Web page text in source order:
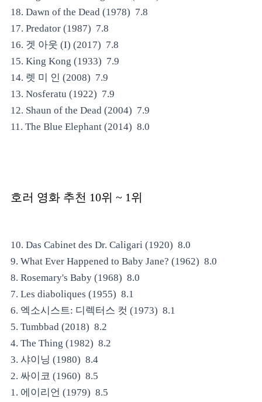
18. Dawn of the Dead (1978) 7.8
17. Predator (1987) 7.8
16. 겟 아웃 (I) (2017) 7.8
15. King Kong (1933) 7.9
14. 렛 미 인 (2008) 7.9
13. Nosferatu (1922) 7.9
12. Shaun of the Dead (2004) 7.9
11. The Blue Elephant (2014) 8.0
호러 영화 추천 10위 ~ 1위
10. Das Cabinet des Dr. Caligari (1920) 8.0
9. What Ever Happened to Baby Jane? (1962) 8.0
8. Rosemary's Baby (1968) 8.0
7. Les diaboliques (1955) 8.1
6. 엑소시스트: 디렉터스 컷 (1973) 8.1
5. Tumbbad (2018) 8.2
4. The Thing (1982) 8.2
3. 샤이닝 (1980) 8.4
2. 싸이코 (1960) 8.5
1. 에이리언 (1979) 8.5